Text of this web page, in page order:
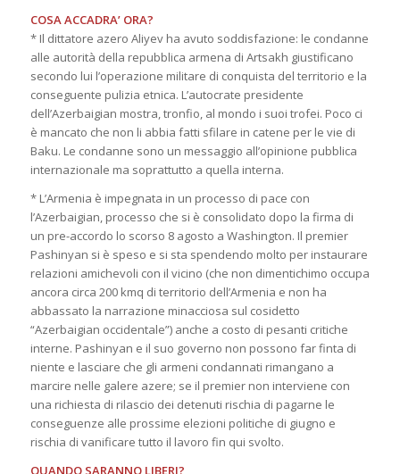
COSA ACCADRA’ ORA?
* Il dittatore azero Aliyev ha avuto soddisfazione: le condanne
alle autorità della repubblica armena di Artsakh giustificano
secondo lui l’operazione militare di conquista del territorio e la
conseguente pulizia etnica. L’autocrate presidente
dell’Azerbaigian mostra, tronfio, al mondo i suoi trofei. Poco ci
è mancato che non li abbia fatti sfilare in catene per le vie di
Baku. Le condanne sono un messaggio all’opinione pubblica
internazionale ma soprattutto a quella interna.
* L’Armenia è impegnata in un processo di pace con
l’Azerbaigian, processo che si è consolidato dopo la firma di
un pre-accordo lo scorso 8 agosto a Washington. Il premier
Pashinyan si è speso e si sta spendendo molto per instaurare
relazioni amichevoli con il vicino (che non dimentichimo occupa
ancora circa 200 kmq di territorio dell’Armenia e non ha
abbassato la narrazione minacciosa sul cosidetto
“Azerbaigian occidentale”) anche a costo di pesanti critiche
interne. Pashinyan e il suo governo non possono far finta di
niente e lasciare che gli armeni condannati rimangano a
marcire nelle galere azere; se il premier non interviene con
una richiesta di rilascio dei detenuti rischia di pagarne le
conseguenze alle prossime elezioni politiche di giugno e
rischia di vanificare tutto il lavoro fin qui svolto.
QUANDO SARANNO LIBERI?